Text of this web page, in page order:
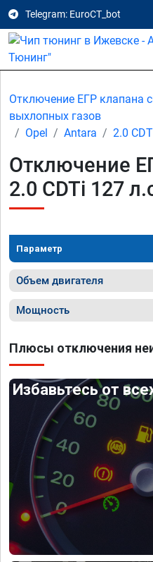
Telegram: EuroCT_bot
Отключение ЕГР клапана
выхлопных газов
Opel
Antara 2.0
Отключение
2.0 CDTi 127
Параметр
Объем двигателя
Мощность
Плюсы отключения
Избавьтесь от